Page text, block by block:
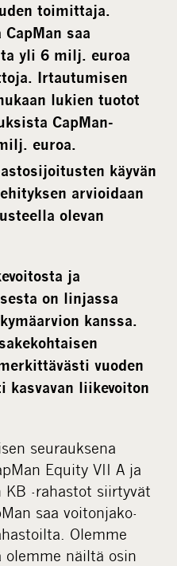
toimittaja.
saa
yli 6 milj. euroa
Irtautumisen
lukien tuotot
CapMan-
euroa.
käyvän
arvioidaan
olevan
ja
on linjassa
kanssa.
vuoden
kasvavan liikevoiton
seurauksena
Equity VII A ja
KB -rahastot siirtyvät
saa voitonjako-
Olemme
näiltä osin